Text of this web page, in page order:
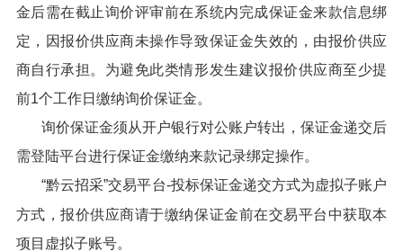
金后需在截止询价评审前在系统内完成保证金来款信息绑
定，因报价供应商未操作导致保证金失效的，由报价供应
商自行承担。为避免此类情形发生建议报价供应商至少提
前1个工作日缴纳询价保证金。
询价保证金须从开户银行对公账户转出，保证金递交后
需登陆平台进行保证金缴纳来款记录绑定操作。
“黔云招采”交易平台-投标保证金递交方式为虚拟子账户
方式，报价供应商请于缴纳保证金前在交易平台中获取本
项目虚拟子账号。